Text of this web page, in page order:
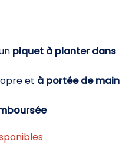
est :
€.
piquet à planter dans
et à portée de main